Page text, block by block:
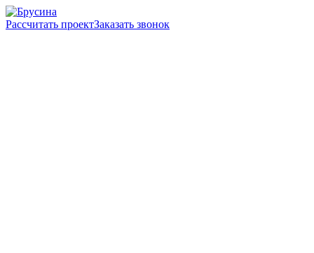
Рассчитать проектЗаказать звонок